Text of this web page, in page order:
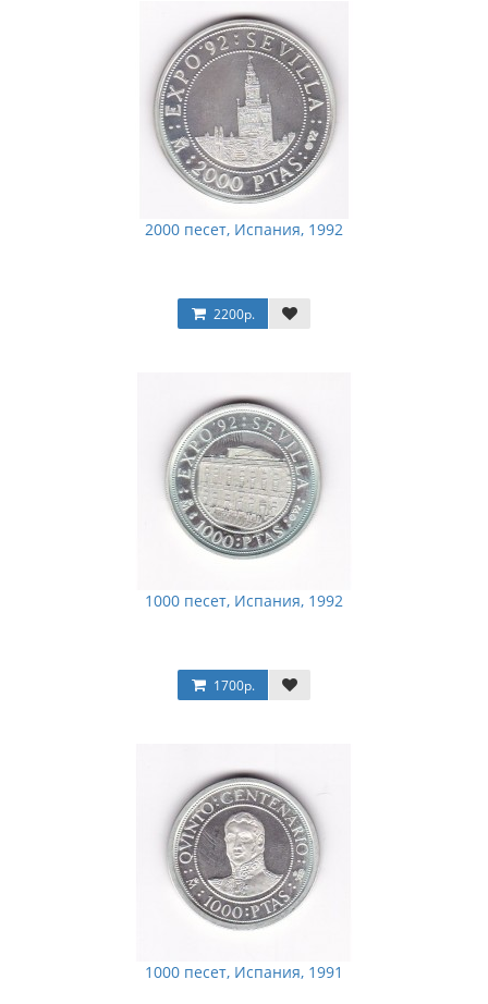
2000 песет, Испания, 1992
2200р.
1000 песет, Испания, 1992
1700р.
1000 песет, Испания, 1991